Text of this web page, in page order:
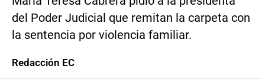
del Poder Judicial que remitan la carpeta con
la sentencia por violencia familiar.
Redacción EC